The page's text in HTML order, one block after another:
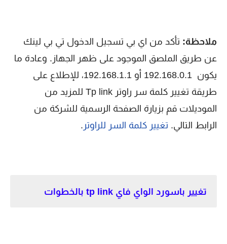
ملاحظة: تأكد من اي بي تسجيل الدخول تي بي لينك
عن طريق الملصق الموجود على ظهر الجهاز. وعادة ما
يكون 192.168.0.1 أو 192.168.1.1، للإطلاع على
طريقة تغيير كلمة سر راوتر Tp link للمزيد من
الموديلات قم بزيارة الصفحة الرسمية للشركة من
الرابط التالي. تغيير كلمة السر للراوتر .
تغيير باسورد الواي فاي tp link بالخطوات